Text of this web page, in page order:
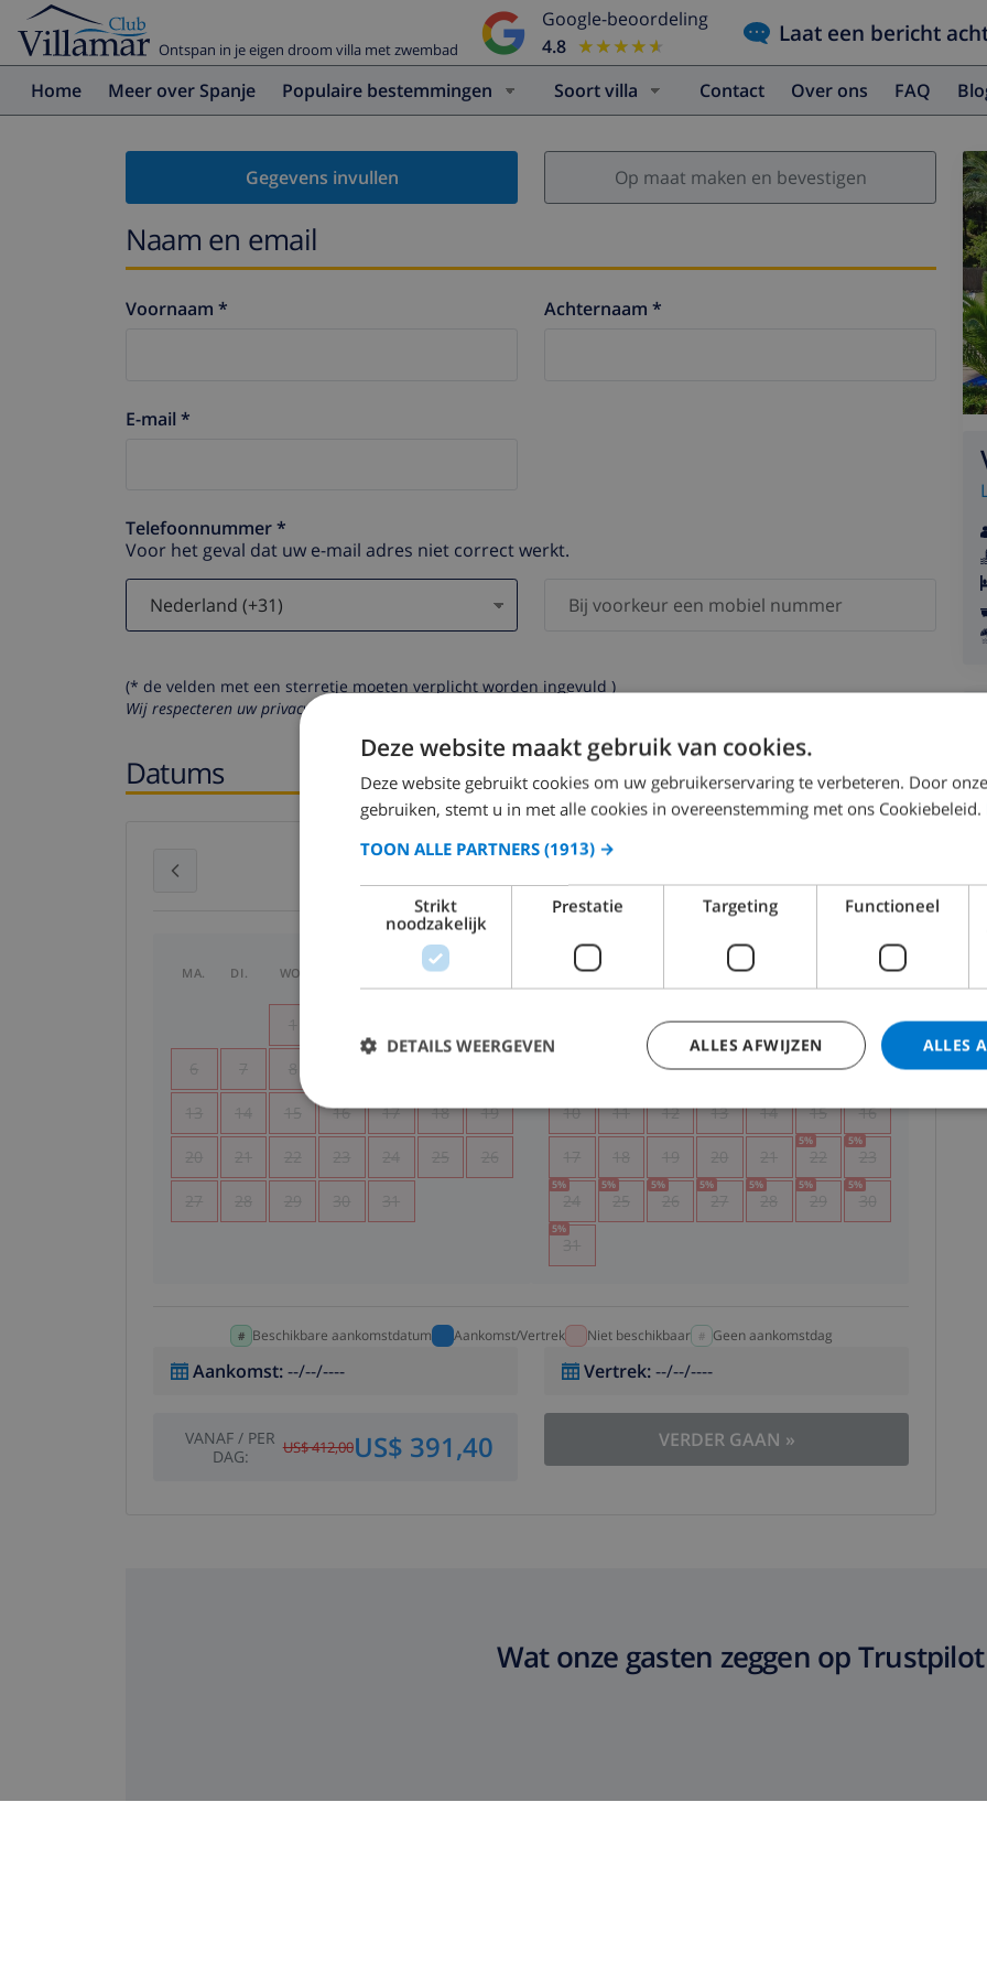
Ontspan in je eigen droom villa met zwembad
Google-beoordeling
4.8 ★★★★★
★★★★★ Laat een bericht
Home Meer over Spanje Populaire bestemmingen Soort villa Contact Over ons FAQ
Gegevens invullen Op maat maken en bevestigen
Naam en email
Voornaam * Achternaam *
E-mail *
Telefoonnummer *
Voor het geval dat uw e-mail adres niet correct werkt.
(* de velden met een sterretje moeten verplicht worden ingevuld )
Wij respecteren uw privacy. Uw persoonlijke gegevens worden nooit aan derden verstrekt.
Datums
MA. DI. WO. ZA.
1
6 7 8
13 14 15 16 17 18 19
20 21 22 23 24 25 26
27 28 29 30 31
MA. DO.
1
5 6 7 8
10 11 12 13 14 15 16
17 18 19 20 21 22
5%
23
5%
24
5%
25
5%
26
5%
27
5%
28
5%
29
5%
30
5%
31
5%
Beschikbare aankomstdatum Aankomst/Vertrek Niet beschikbaar Geen aankomstdag
Aankomst:--/--/---- Vertrek:--/--/----
VANAF / PER
DAG: US$ 412,00US$ 391,40 VERDER GAAN »
Wat onze gasten zeggen op Trustpilot
Deze website maakt gebruik van cookies.
Deze website gebruikt cookies om uw gebruikerservaring te verbeteren. Door
gebruiken, stemt u in met alle cookies in overeenstemming met ons Cookiebeleid.
TOON ALLE PARTNERS (1913) →
Strikt
noodzakelijk
Prestatie Targeting Functioneel
ALLES
ALLES AFWIJZEN
DETAILS WEERGEVEN